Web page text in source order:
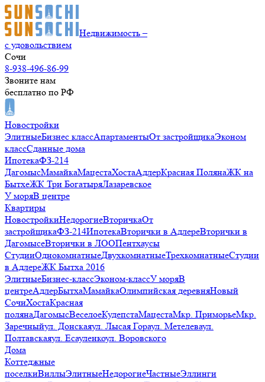
Недвижимость –
с удовольствием
Сочи
8-938-496-86-99
Звоните нам
бесплатно по РФ
Новостройки
ЭлитныеБизнес классАпартаментыОт застройщикаЭконом
классСданные дома
ИпотекаФЗ-214
ДагомысМамайкаМацестаХостаАдлерКрасная ПолянаЖК на
БытхеЖК Три БогатыряЛазаревское
У моряВ центре
Квартиры
НовостройкиНедорогиеВторичкаОт
застройщикаФЗ-214ИпотекаВторички в АдлереВторички в
ДагомысеВторички в ЛООПентхаусы
СтудииОднокомнатныеДвухкомнатныеТрехкомнатныеСтудии
в АдлереЖК Бытха 2016
ЭлитныеБизнес-классЭконом-классУ моряВ
центреАдлерБытхаМамайкаОлимпийская деревняНовый
СочиХостаКрасная
полянаДагомысВеселоеКудепстаМацестаМкр. ПриморьеМкр.
Заречныйул. Донскаяул. Лысая Гораул. Метелеваул.
Полтавскаяул. Есауленкоул. Воровского
Дома
Коттеджные
поселкиВиллыЭлитныеНедорогиеЧастныеЭллинги